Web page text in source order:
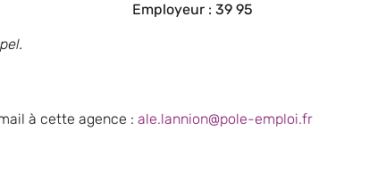
Employeur : 39 95
à cette agence : ale.lannion@pole-emploi.fr